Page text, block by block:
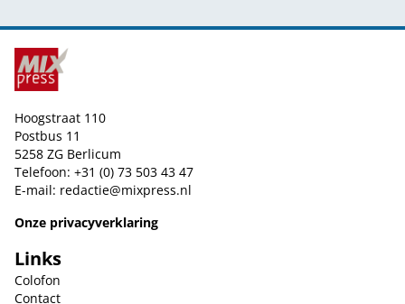
Hoogstraat 110
Postbus 11
5258 ZG Berlicum
Telefoon: +31 (0) 73 503 43 47
E-mail: redactie@mixpress.nl
Onze privacyverklaring
Links
Colofon
Contact